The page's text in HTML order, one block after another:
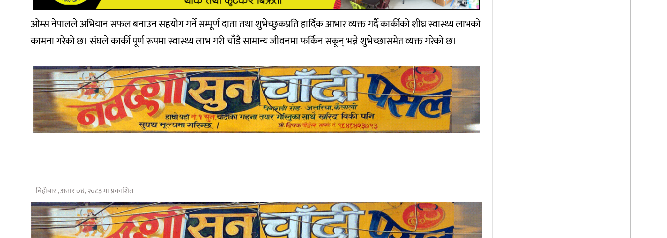
ओम्स नेपालले अभियान सफल बनाउन सहयोग गर्ने सम्पूर्ण दाता तथा शुभेच्छुकप्रति हार्दिक आभार व्यक्त गर्दै कार्कीको शीघ्र स्वास्थ्य लाभको
कामना गरेको छ। संघले कार्की पूर्ण रूपमा स्वास्थ्य लाभ गरी चाँडै सामान्य जीवनमा फर्किन सकून् भन्ने शुभेच्छासमेत व्यक्त गरेको छ।
बिहीबार , असार ०४, २०८३ मा प्रकाशित